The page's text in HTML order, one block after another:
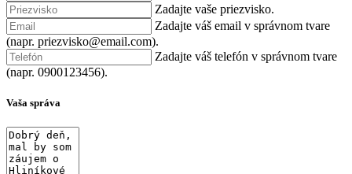
Zadajte vaše priezvisko.
Zadajte váš email v správnom tvare
(napr. priezvisko@email.com).
Zadajte váš telefón v správnom tvare
(napr. 0900123456).
Vaša správa